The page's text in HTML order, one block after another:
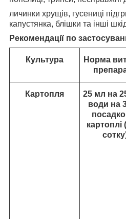
личинки хрущів, гусениці
капустянка, блішки та інші
Рекомендації по
Культура
Норма
Картопля
25 мл на
води на
картоплі